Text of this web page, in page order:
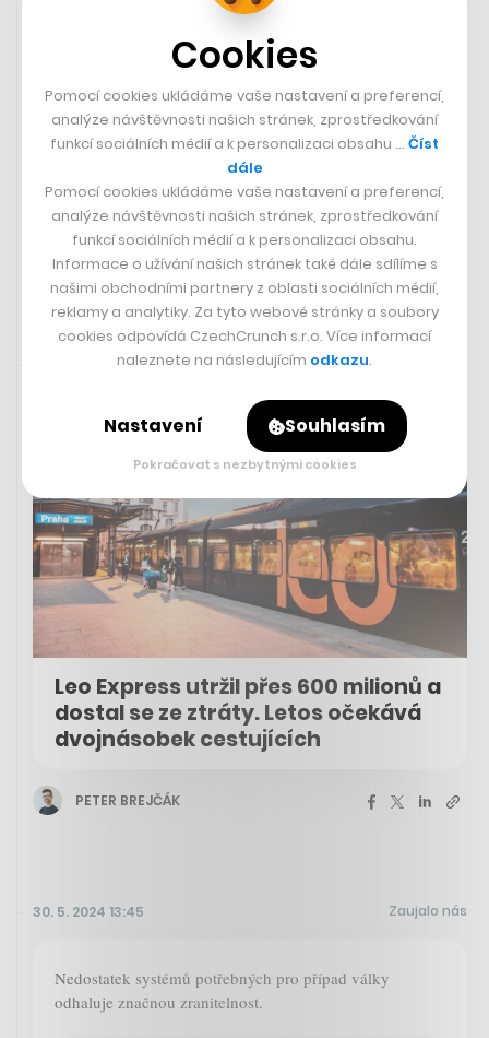
nehodlá ustupovat ultimátům ohledně své programové
struktury a personálních otázek. ČTK o tom dnes
informoval PR manažer televize Lukáš Kočišek v reakci
na výzvu části pracovníků a spolupracovníků Markízy,
kteří vedení televize vyzvali k závazku, že bude
pokračovat ve vysílání politického diskusního pořadu.
Zobrazit více
ČTK
30. 5. 2024 14:30
Leo Express utržil přes 600 milionů a
dostal se ze ztráty. Letos očekává
dvojnásobek cestujících
PETER BREJČÁK
30. 5. 2024 13:45 Zaujalo nás
Nedostatek systémů potřebných pro případ války
odhaluje značnou zranitelnost.
Cookies
Pomocí cookies ukládáme vaše nastavení a preferencí,
analýze návštěvnosti našich stránek, zprostředkování
funkcí sociálních médií a k personalizaci obsahu … Číst
dále
Pomocí cookies ukládáme vaše nastavení a preferencí,
analýze návštěvnosti našich stránek, zprostředkování
funkcí sociálních médií a k personalizaci obsahu.
Informace o užívání našich stránek také dále sdílíme s
našimi obchodními partnery z oblasti sociálních médií,
reklamy a analytiky. Za tyto webové stránky a soubory
cookies odpovídá CzechCrunch s.r.o. Více informací
naleznete na následujícím odkazu.
Nastavení Souhlasím
Pokračovat s nezbytnými cookies